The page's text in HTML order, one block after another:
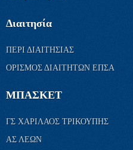
Διαιτησία
ΠΕΡΙ ΔΙΑΙΤΗΣΙΑΣ
ΟΡΙΣΜΟΣ ΔΙΑΙΤΗΤΩΝ ΕΠΣΑ
ΜΠΑΣΚΕΤ
ΓΣ ΧΑΡΙΛΑΟΣ ΤΡΙΚΟΥΠΗΣ
ΑΣ ΛΕΩΝ